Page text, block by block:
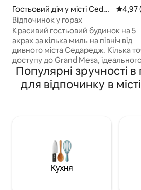
Гостьовий дім у місті Cedar
edge
4,97
Відпочинок у горах
Красивий гостьовий будинок на 5
акрах за кілька миль на північ від
дивного міста Седаредж. Кілька точок
доступу до Grand Mesa,
відкритого ігрового майданчика
катання на снігоходах, піших
прогулянок, мотоциклів,
фурбабі без попереднього
підтвердження бронювання (плата
домашніх тварин у розмірі 100 $ все
одно стягується). Щоб взяти з
Популярні зручності
для відпочинку в
Кухня